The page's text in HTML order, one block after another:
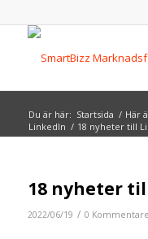
Du är här: Startsida / Här
LinkedIn / 18 nyheter till
18 nyheter
2022/06/19 / 0